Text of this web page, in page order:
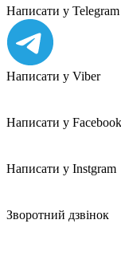
Написати у Telegram
Написати у Viber
Написати у Facebook
Написати у Instgram
Зворотний дзвінок